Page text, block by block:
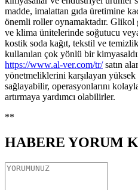
madde, imalattan gıda üretimine
önemli roller oynamaktadır. Glikol
ve klima ünitelerinde soğutucu
kostik soda kağıt, tekstil ve
kullanılan çok yönlü bir
https://www.al-ver.com/tr/satın
yönetmeliklerini karşılayan
sağlayabilir, operasyonlarını
artırmaya yardımcı olabilirler.
**
HABERE YORUM